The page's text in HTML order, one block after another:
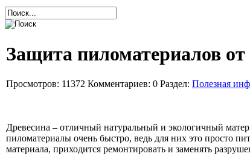
Защита пиломатериалов
Просмотров: 11372 Комментариев: 0 Раздел: Полезная
Древесина – отличный натуральный и экологичный
пиломатериалы очень быстро, ведь для них это просто
материала, приходится ремонтировать и заменять